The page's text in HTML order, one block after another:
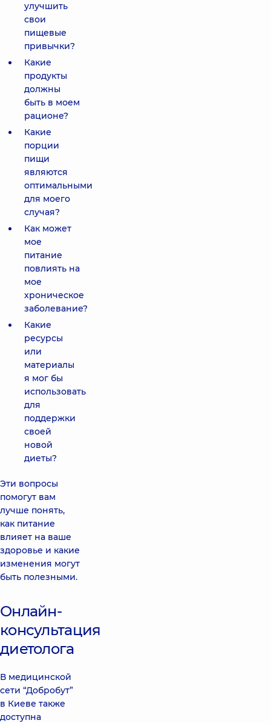
улучшить
свои
пищевые
привычки?
Какие
продукты
должны
быть в моем
рационе?
Какие
порции
пищи
являются
оптимальными
для моего
случая?
Как может
мое
питание
повлиять на
мое
хроническое
заболевание?
Какие
ресурсы
или
материалы
я мог бы
использовать
для
поддержки
своей
новой
диеты?
Эти вопросы
помогут вам
лучше понять,
как питание
влияет на ваше
здоровье и какие
изменения могут
быть полезными.
Онлайн-
консультация
диетолога
В медицинской
сети “Добробут”
в Киеве также
доступна